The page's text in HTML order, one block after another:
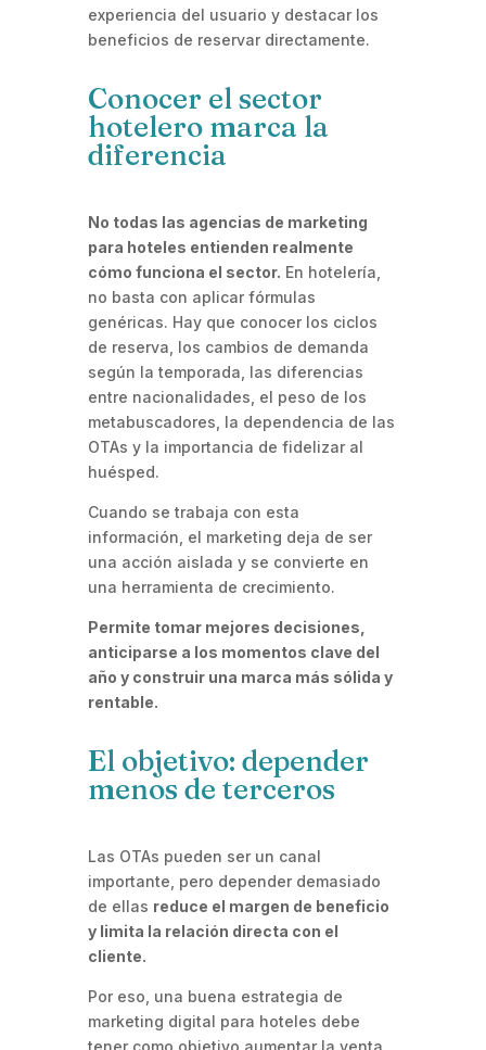
experiencia del usuario y destacar los
beneficios de reservar directamente.
Conocer el sector
hotelero marca la
diferencia
No todas las agencias de marketing
para hoteles entienden realmente
cómo funciona el sector. En hotelería,
no basta con aplicar fórmulas
genéricas. Hay que conocer los ciclos
de reserva, los cambios de demanda
según la temporada, las diferencias
entre nacionalidades, el peso de los
metabuscadores, la dependencia de las
OTAs y la importancia de fidelizar al
huésped.
Cuando se trabaja con esta
información, el marketing deja de ser
una acción aislada y se convierte en
una herramienta de crecimiento.
Permite tomar mejores decisiones,
anticiparse a los momentos clave del
año y construir una marca más sólida y
rentable.
El objetivo: depender
menos de terceros
Las OTAs pueden ser un canal
importante, pero depender demasiado
de ellas reduce el margen de beneficio
y limita la relación directa con el
cliente.
Por eso, una buena estrategia de
marketing digital para hoteles debe
tener como objetivo aumentar la venta